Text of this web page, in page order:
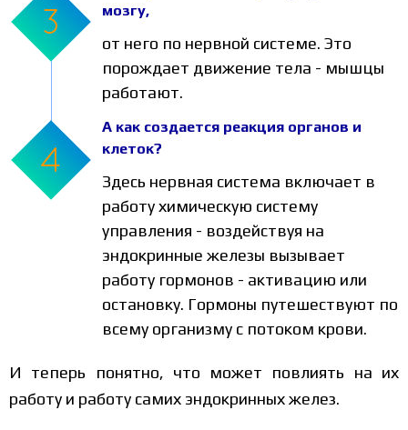
мозгу,
от него по нервной системе. Это
порождает движение тела - мышцы
работают.
А как создается реакция органов и
клеток?
Здесь нервная система включает в
работу химическую систему
управления - воздействуя на
эндокринные железы вызывает
работу гормонов - активацию или
остановку. Гормоны путешествуют по
всему организму с потоком крови.
И теперь понятно, что может повлиять на их
работу и работу самих эндокринных желез.